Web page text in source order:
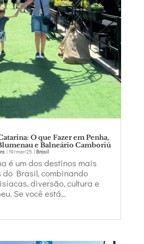
O que Fazer em Penha,
e Balneário Camboriú
| 19/mar/25 Brasil
é um dos destinos mais
do Brasil, combinando
diversão, cultura e
Se você está...